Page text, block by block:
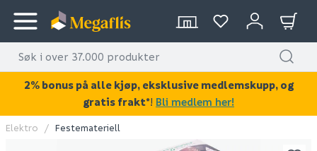
KAN DISSE VÆRE AV INTERESSE?
Elektro Festemateriell
2% bonus på alle kjøp, eksklusive medlemskupp, og
gratis frakt*! Bli medlem her!